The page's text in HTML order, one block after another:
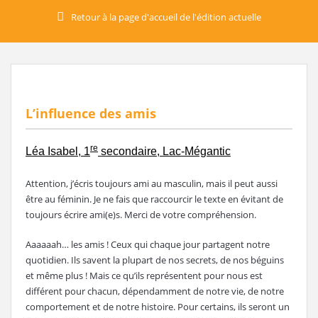
Retour à la page d'accueil de l'édition actuelle
L’influence des amis
Léa Isabel, 1re secondaire, Lac-Mégantic
Attention, j’écris toujours ami au masculin, mais il peut aussi
être au féminin. Je ne fais que raccourcir le texte en évitant de
toujours écrire ami(e)s. Merci de votre compréhension.
Aaaaaah… les amis ! Ceux qui chaque jour partagent notre
quotidien. Ils savent la plupart de nos secrets, de nos béguins
et même plus ! Mais ce qu’ils représentent pour nous est
différent pour chacun, dépendamment de notre vie, de notre
comportement et de notre histoire. Pour certains, ils seront un